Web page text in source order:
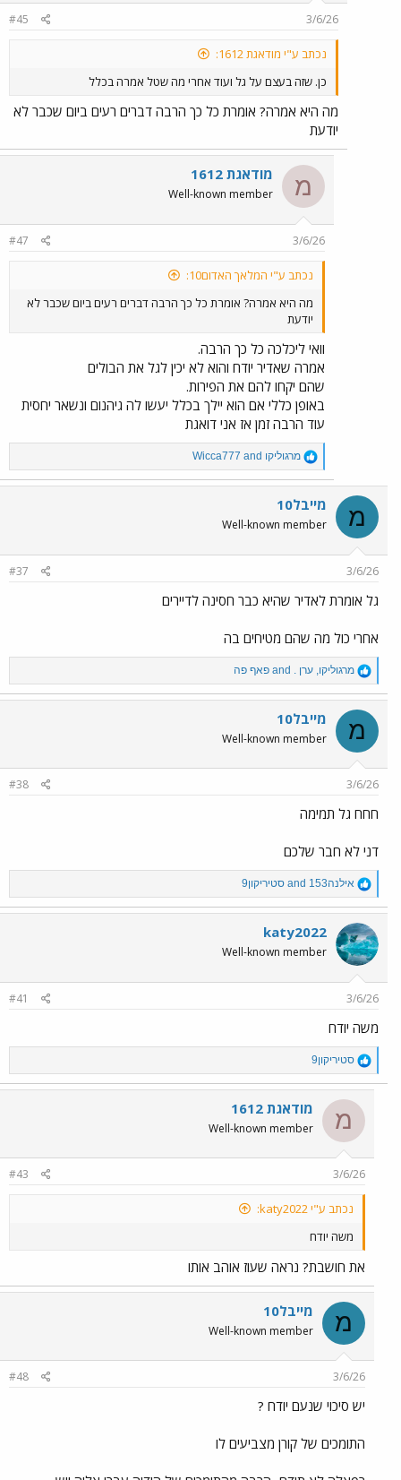
n
3/6/26
#45
נכתב ע"י מודאגת 1612:
כן. שזה בעצם על גל ועוד אחרי מה שטל אמרה בכלל
מה היא אמרה? אומרת כל כך הרבה דברים רעים ביום שכבר לא
יודעת
מ מודאגת 1612
Well-known member
3/6/26
#47
נכתב ע"י המלאך האדום10:
מה היא אמרה? אומרת כל כך הרבה דברים רעים ביום שכבר לא
יודעת
וואי ליכלכה כל כך הרבה.
אמרה שאדיר יודח והוא לא יכין לגל את הבולים
שהם יקחו להם את הפירות.
באופן כללי אם הוא יילך בכלל יעשו לה גיהנום ונשאר יחסית
עוד הרבה זמן אז אני דואגת
R
e
a
c
i
n
מרגוליקו Wicca777
מ מייבל10
Well-known member
3/6/26
#37
גל אומרת לאדיר שהיא כבר חסינה לדיירים
אחרי כול מה שהם מטיחים בה
R
e
a
c
t
o
s
מרגוליקו ערן . פאף פה
מ מייבל10
Well-known member
3/6/26
#38
חחח גל תמימה
דני לא חבר שלכם
R
e
a
c
t
i
o
s
אילנה153 סטיריקון9
katy2022
Well-known member
3/6/26
#41
משה יודח
R
e
a
c
o
n
s
סטיריקון9
מ מודאגת 1612
Well-known member
3/6/26
#43
נכתב ע"י katy2022:
משה יודח
את חושבת? נראה שעוז אוהב אותו
מ מייבל10
Well-known member
3/6/26
#48
יש סיכוי שנעם יודח ?
התומכים של קורן מצביעים לו